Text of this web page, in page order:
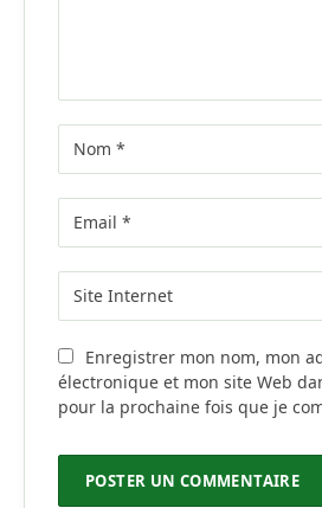
Enregistrer mon nom, mon
électronique et mon site Web
pour la prochaine fois que je